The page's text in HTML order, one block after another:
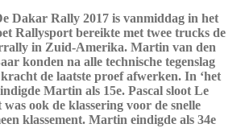
Dakar Rally 2017 is vanmiddag in het
Rallysport bereikte met twee trucks de
in Zuid-Amerika. Martin van den
konden na alle technische tegenslag
de laatste proef afwerken. In ‘het
Martin als 15e. Pascal sloot Le
ook de klassering voor de snelle
klassement. Martin eindigde als 34e